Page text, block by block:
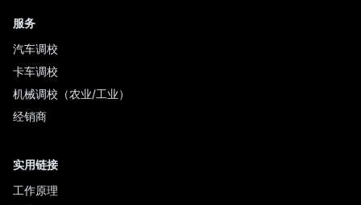
服务
汽车调校
卡车调校
机械调校（农业/工业）
经销商
实用链接
工作原理